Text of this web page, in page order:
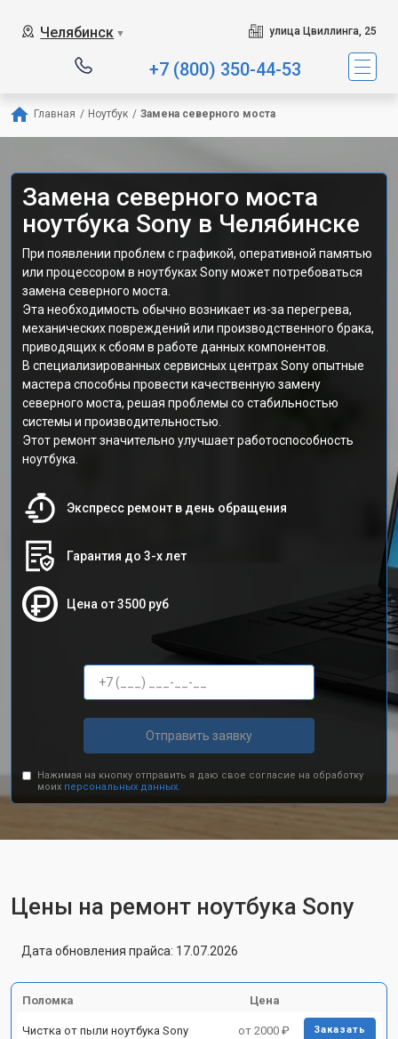
Челябинск ▼ улица Цвиллинга, 25
+7 (800) 350-44-53
Главная / Ноутбук / Замена северного моста
Замена северного моста
ноутбука Sony в Челябинске
При появлении проблем с графикой, оперативной памятью
или процессором в ноутбуках Sony может потребоваться
замена северного моста.
Эта необходимость обычно возникает из-за перегрева,
механических повреждений или производственного брака,
приводящих к сбоям в работе данных компонентов.
В специализированных сервисных центрах Sony опытные
мастера способны провести качественную замену
северного моста, решая проблемы со стабильностью
системы и производительностью.
Этот ремонт значительно улучшает работоспособность
ноутбука.
Экспресс ремонт в день обращения
Гарантия до 3-х лет
Цена от 3500 руб
Отправить заявку
Нажимая на кнопку отправить я даю свое согласие на обработку
моих персональных данных.
Цены на ремонт ноутбука Sony
Дата обновления прайса: 17.07.2026
Поломка Цена
Чистка от пыли ноутбука Sony от 2000 ₽ Заказать